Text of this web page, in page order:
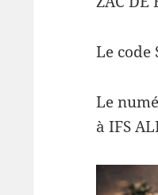
Le code
Le
à IFS